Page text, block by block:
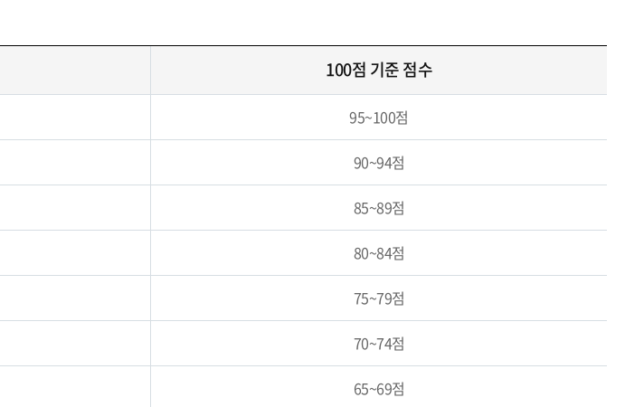
100점 기준 점수
95~100점
90~94점
85~89점
80~84점
75~79점
70~74점
65~69점